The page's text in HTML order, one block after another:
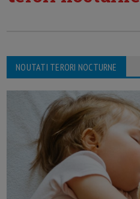
NOUTATI TERORI NOCTURNE